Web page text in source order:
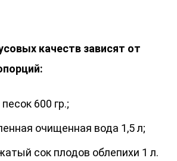
качеств зависят от
600 гр.;
очищенная вода 1,5 л;
сок плодов облепихи 1 л.